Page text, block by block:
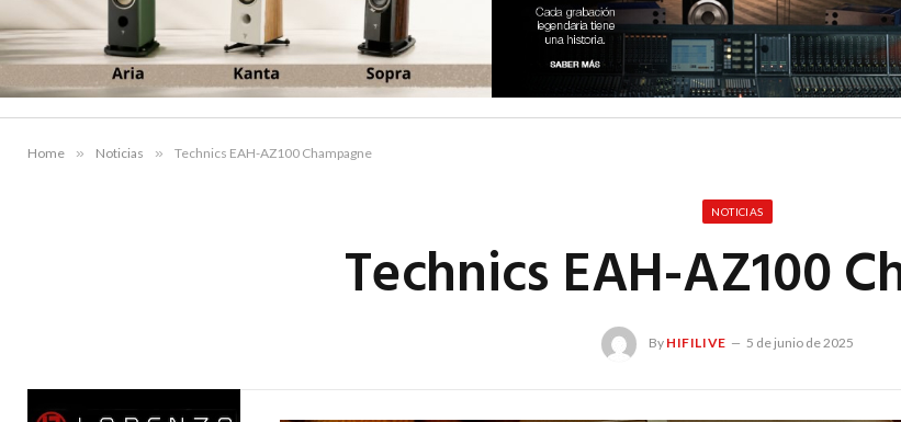
Home » Noticias » Technics EAH-AZ100 Champagne
NOTICIAS
Technics EAH-AZ100
By HIFILIVE 5 de junio de 2025